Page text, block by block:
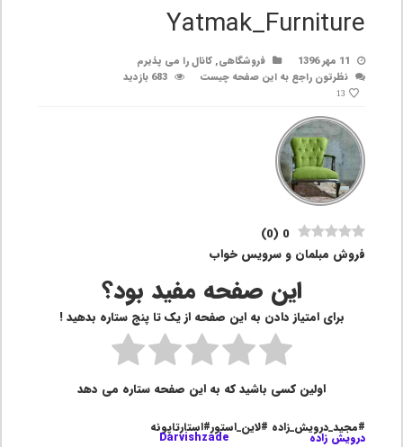
Yatmak_Furniture
11 مهر 1396 فروشگاهی,کانال را می پذیرم
نظرتون راجع به این صفحه چیست
683 بازدید
13
0
(
0
)
فروش مبلمان و سرویس خواب
این صفحه مفید بود؟
برای امتیاز دادن به این صفحه از یک تا پنج ستاره بدهید !
اولین کسی باشید که به این صفحه ستاره می دهد
#مجید_درویش_زاده #لاین_استور#استارتاپونه
درویش زاده Darvishzade